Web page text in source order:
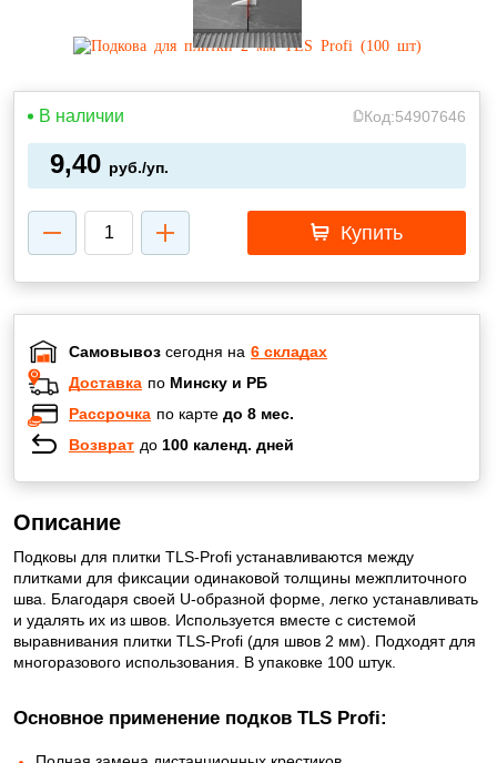
В наличии Код:54907646
9,40 руб./уп.
Купить
Самовывоз сегодня на 6 складах
Доставка по Минску и РБ
Рассрочка по карте до 8 мес.
Возврат до 100 календ. дней
Описание
Подковы для плитки TLS-Profi устанавливаются между
плитками для фиксации одинаковой толщины межплиточного
шва. Благодаря своей U-образной форме, легко устанавливать
и удалять их из швов. Используется вместе с системой
выравнивания плитки TLS-Profi (для швов 2 мм). Подходят для
многоразового использования. В упаковке 100 штук.
Основное применение подков TLS Profi: